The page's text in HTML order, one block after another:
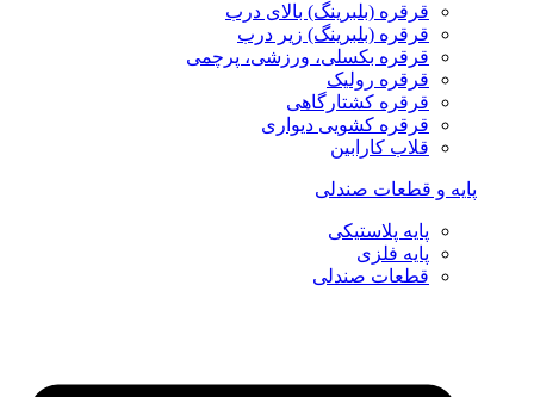
قرقره (بلبرینگ) بالای درب
قرقره (بلبرینگ) زیر درب
قرقره بکسلی، ورزشی، پرچمی
قرقره رولیک
قرقره کشتارگاهی
قرقره کشویی دیواری
قلاب کارابین
پایه و قطعات صندلی
پایه پلاستیکی
پایه فلزی
قطعات صندلی